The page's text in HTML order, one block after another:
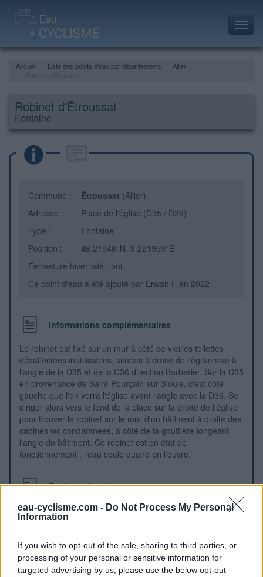
eau-cyclisme.com - Do Not Process My Personal
Information
If you wish to opt-out of the sale, sharing to third parties, or
processing of your personal or sensitive information for
targeted advertising by us, please use the below opt-out
Accueil Liste des points d'eau par départements
Allier
Robinet d'Étroussat
Fontaine
Commune : Étroussat (Allier)
Adresse :
Place de l'église (D35 / D36)
Type :
Fontaine
Position :
46.21946°N, 3.221959°E
Fermeture hivernale : oui
Ce point d'eau a été ajouté par Erwan F en 2022
Informations complémentaires
Le robinet est fixé sur un mur à côté de vieilles toilettes
désaffectées inutilisables, situées à droite de l'église sise à
l'angle de la D35 et de la D36 direction Barberier. Sur la D35
en provenance de Saint-Pourçain-sur-Sioule, c'est côté
gauche que l'on verra l'église avant l'angle avec la D36. Se
diriger alors vers le fond de la place sur la droite de l'église
pour trouver le robinet sur le mur d'un bâtiment à droite des
cabines wc condamnées, à côté de la gouttière longeant
l'angle du bâtiment. Ce robinet est en état de
fonctionnement : l'eau coule quand on l'ouvre.
Repères visuels